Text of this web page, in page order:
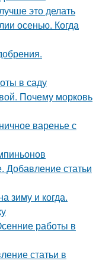
это делать
осенью. Когда
в саду
Почему морковь
варенье с
Добавление статьи
зиму и когда.
работы в
статьи в